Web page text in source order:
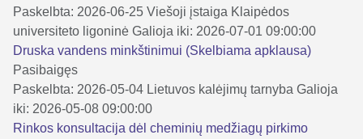
Paskelbta: 2026-06-25 Viešoji įstaiga Klaipėdos
universiteto ligoninė Galioja iki: 2026-07-01 09:00:00
Druska vandens minkštinimui (Skelbiama apklausa)
Pasibaigęs
Paskelbta: 2026-05-04 Lietuvos kalėjimų tarnyba Galioja
iki: 2026-05-08 09:00:00
Rinkos konsultacija dėl cheminių medžiagų pirkimo